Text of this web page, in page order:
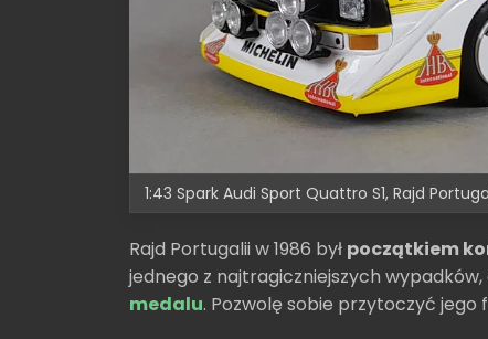
1:43 Spark Audi Sport Quattro S1, Rajd
Rajd Portugalii w 1986 był początkiem
jednego z najtragiczniejszych
medalu. Pozwolę sobie przytoczyć jego